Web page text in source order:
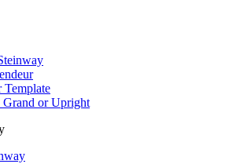
Template
or Upright